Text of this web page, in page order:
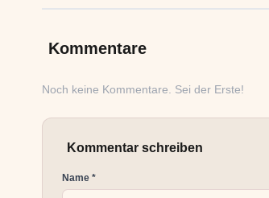
Kommentare
Noch keine Kommentare. Sei der Erste!
Kommentar schreiben
Name *